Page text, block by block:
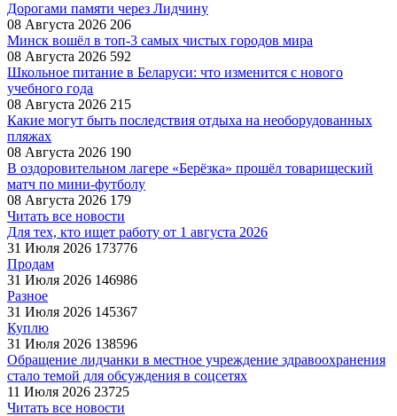
Дорогами памяти через Лидчину
08 Августа 2026 206
Минск вошёл в топ-3 самых чистых городов мира
08 Августа 2026 592
Школьное питание в Беларуси: что изменится с нового
учебного года
08 Августа 2026 215
Какие могут быть последствия отдыха на необорудованных
пляжах
08 Августа 2026 190
В оздоровительном лагере «Берёзка» прошёл товарищеский
матч по мини-футболу
08 Августа 2026 179
Читать все новости
Для тех, кто ищет работу от 1 августа 2026
31 Июля 2026 173776
Продам
31 Июля 2026 146986
Разное
31 Июля 2026 145367
Куплю
31 Июля 2026 138596
Обращение лидчанки в местное учреждение здравоохранения
стало темой для обсуждения в соцсетях
11 Июля 2026 23725
Читать все новости